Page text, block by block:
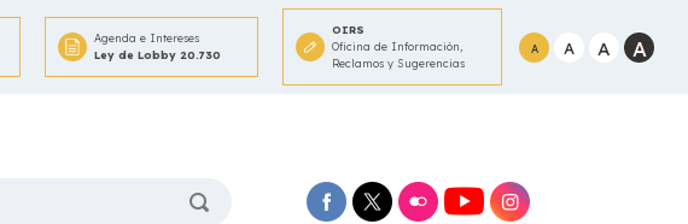
Agenda e Intereses
Ley de Lobby 20.730
OIRS
Oficina de Información,
Reclamos y Sugerencias
A A A A